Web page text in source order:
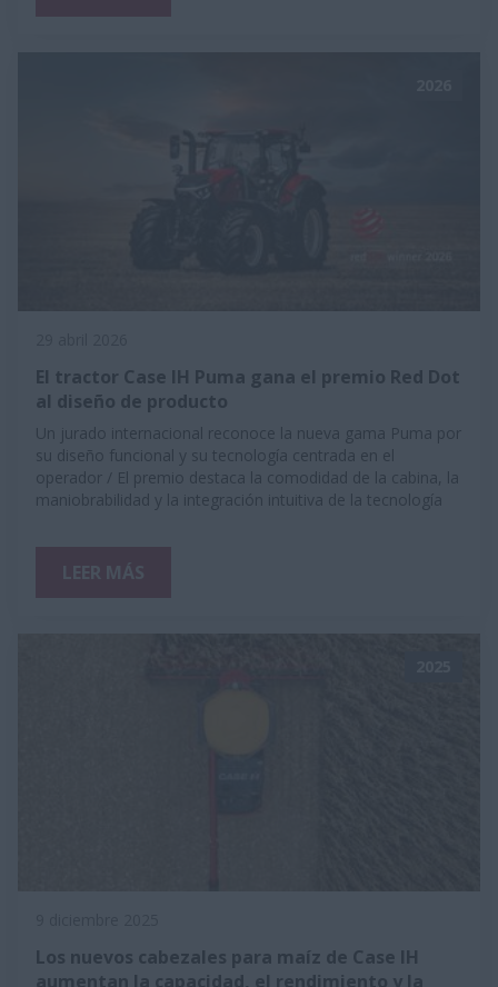
El tractor Case IH Puma gana el premio Red Dot
al diseño de producto
Un jurado internacional reconoce la nueva gama Puma por
su diseño funcional y su tecnología centrada en el
operador / El premio destaca la comodidad de la cabina, la
maniobrabilidad y la integración intuitiva de la tecnología
Los nuevos cabezales para maíz de Case IH
aumentan la capacidad, el rendimiento y la